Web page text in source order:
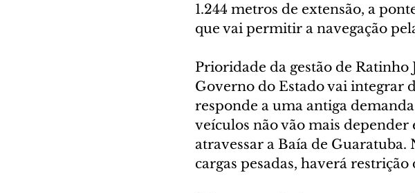
1.244 metros de extensão, a
que vai permitir a navegação
Prioridade da gestão de
Governo do Estado vai integrar
responde a uma antiga
veículos não vão mais
atravessar a Baía de
cargas pesadas, haverá